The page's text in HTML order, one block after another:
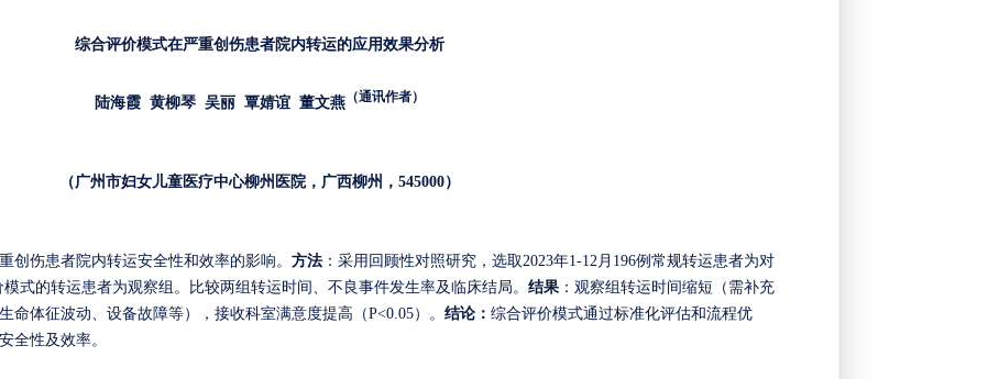
综合评价模式在严重创伤患者院内转运的应用效果分析
陆海霞 黄柳琴 吴丽 覃婧谊 董文燕 （通讯作者）
（广州市妇女儿童医疗中心柳州医院，广西柳州， 545000）
创伤患者院内转运安全性和效率的影响。 方法 ： 采用回顾性对照研究，选取 2023年1-12月 196例常规转运患者为对
式的转运患者为观察组。比较两组转运时间、不良事件发生率及临床结局。 结果 ：观察组转运时间缩短（需补充
命体征波动、设备故障等），接收科室满意度提高（P<0.05） 。 结论： 综合评价模式通过标准化评估和流程优
全性及效率。